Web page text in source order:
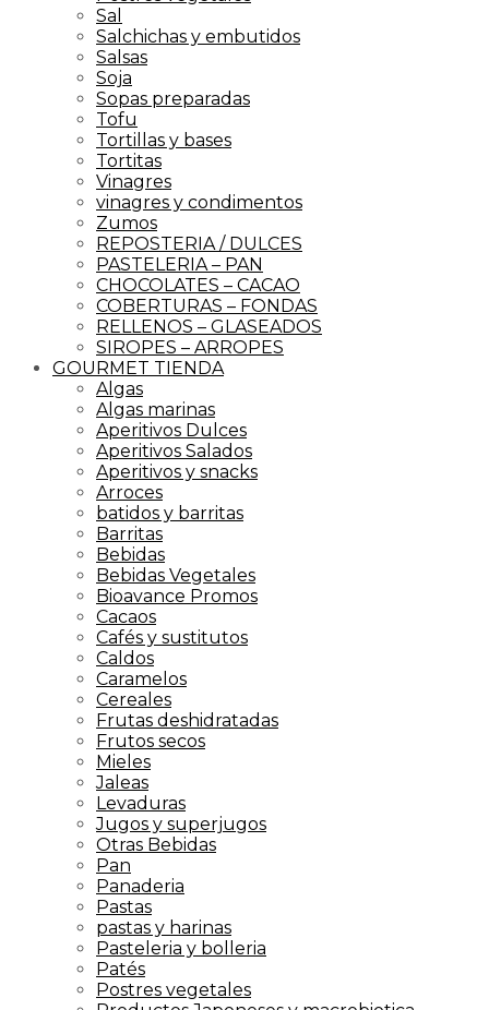
Sal
Salchichas y embutidos
Salsas
Soja
Sopas preparadas
Tofu
Tortillas y bases
Tortitas
Vinagres
vinagres y condimentos
Zumos
REPOSTERIA / DULCES
PASTELERIA – PAN
CHOCOLATES – CACAO
COBERTURAS – FONDAS
RELLENOS – GLASEADOS
SIROPES – ARROPES
GOURMET TIENDA
Algas
Algas marinas
Aperitivos Dulces
Aperitivos Salados
Aperitivos y snacks
Arroces
batidos y barritas
Barritas
Bebidas
Bebidas Vegetales
Bioavance Promos
Cacaos
Cafés y sustitutos
Caldos
Caramelos
Cereales
Frutas deshidratadas
Frutos secos
Mieles
Jaleas
Levaduras
Jugos y superjugos
Otras Bebidas
Pan
Panaderia
Pastas
pastas y harinas
Pasteleria y bolleria
Patés
Postres vegetales